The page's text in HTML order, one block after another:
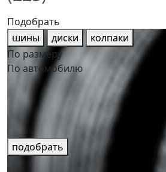
Подобрать
шины
диски
колпаки
По размеру
По автомобилю
подобрать